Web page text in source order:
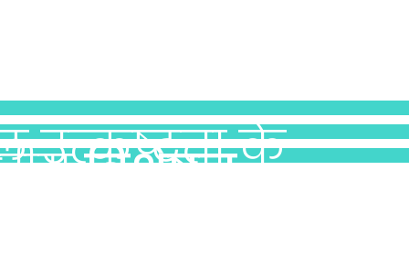
उत्कृष्टता के
विशेषज्ञ